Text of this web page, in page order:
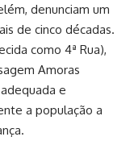
denunciam um
de cinco décadas.
como 4ª Rua),
Amoras
e
a população a